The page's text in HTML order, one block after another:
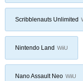
Scribblenauts Unlimited
Nintendo Land WiiU
Nano Assault Neo WiiU